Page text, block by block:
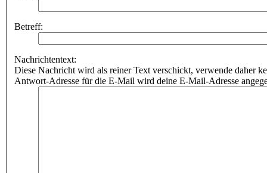
Betreff:
Nachrichtentext:
Diese Nachricht wird als reiner Text verschickt, verwende daher
Antwort-Adresse für die E-Mail wird deine E-Mail-Adresse